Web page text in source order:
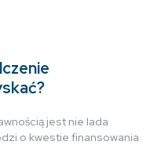
jest nie lada
o kwestie finansowania